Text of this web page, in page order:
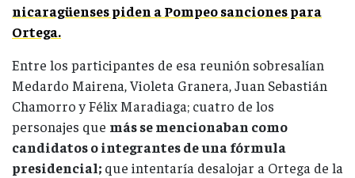
nicaragüenses piden a Pompeo sanciones para
Ortega.
Entre los participantes de esa reunión sobresalían
Medardo Mairena, Violeta Granera, Juan Sebastián
Chamorro y Félix Maradiaga; cuatro de los
personajes que más se mencionaban como
candidatos o integrantes de una fórmula
presidencial; que intentaría desalojar a Ortega de la